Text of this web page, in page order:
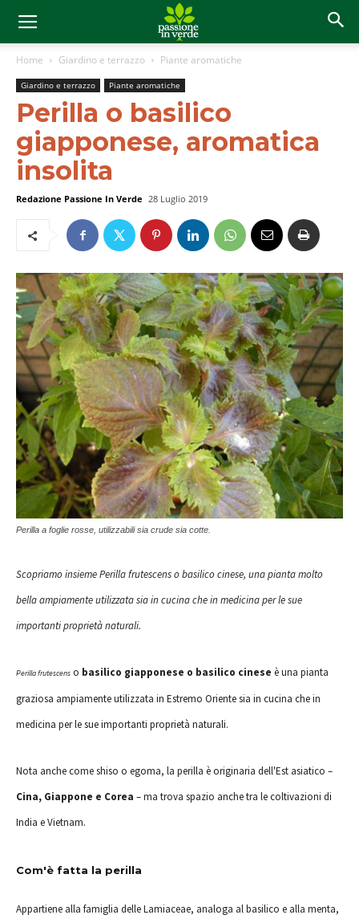
Home Giardino e terrazzo Piante aromatiche
Giardino e terrazzo Piante aromatiche
Perilla o basilico
giapponese, aromatica
insolita
Redazione Passione In Verde 28 Luglio 2019
Perilla a foglie rosse, utilizzabili sia crude sia cotte.
Scopriamo insiemePerilla frutescenso basilico cinese, una pianta molto
bella ampiamente utilizzata sia in cucina che in medicina per le sue
importanti proprietà naturali.
Perilla frutescens o basilico giapponese o basilico cinese è una pianta
graziosa ampiamente utilizzata in Estremo Oriente sia in cucina che in
medicina per le sue importanti proprietà naturali.
Nota anche come shiso o egoma, la perilla è originaria dell'Est asiatico –
Cina, Giappone e Corea – ma trova spazio anche tra le coltivazioni di
India e Vietnam.
Com'è fatta la perilla
Appartiene alla famiglia delle Lamiaceae, analoga al basilico e alla menta,